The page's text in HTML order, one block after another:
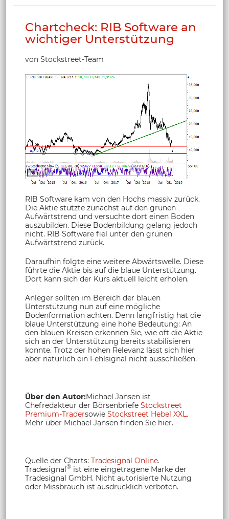
Chartcheck: RIB Software an
wichtiger Unterstützung
von Stockstreet-Team
RIB Software kam von den Hochs massiv zurück.
Die Aktie stützte zunächst auf den grünen
Aufwärtstrend und versuchte dort einen Boden
auszubilden. Diese Bodenbildung gelang jedoch
nicht. RIB Software fiel unter den grünen
Aufwärtstrend zurück.
Daraufhin folgte eine weitere Abwärtswelle. Diese
führte die Aktie bis auf die blaue Unterstützung.
Dort kann sich der Kurs aktuell leicht erholen.
Anleger sollten im Bereich der blauen
Unterstützung nun auf eine mögliche
Bodenformation achten. Denn langfristig hat die
blaue Unterstützung eine hohe Bedeutung: An
den blauen Kreisen erkennen Sie, wie oft die Aktie
sich an der Unterstützung bereits stabilisieren
konnte. Trotz der hohen Relevanz lässt sich hier
aber natürlich ein Fehlsignal nicht ausschließen.
Über den Autor:Michael Jansen ist
Chefredakteur der Börsenbriefe Stockstreet
Premium-Tradersowie Stockstreet Hebel XXL.
Mehr über Michael Jansen finden Sie hier.
Quelle der Charts: Tradesignal Online.
Tradesignal® ist eine eingetragene Marke der
Tradesignal GmbH. Nicht autorisierte Nutzung
oder Missbrauch ist ausdrücklich verboten.